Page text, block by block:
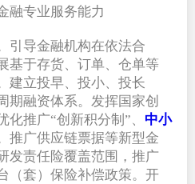
融专业服务能力
引导金融机构在依法合
基于存货、订单、仓单等
建立投早、投小、投长
期融资体系。发挥国家创
推广“创新积分制”、 中小
推广供应链票据等新型金
发责任险覆盖范围，推广
（套）保险补偿政策。开